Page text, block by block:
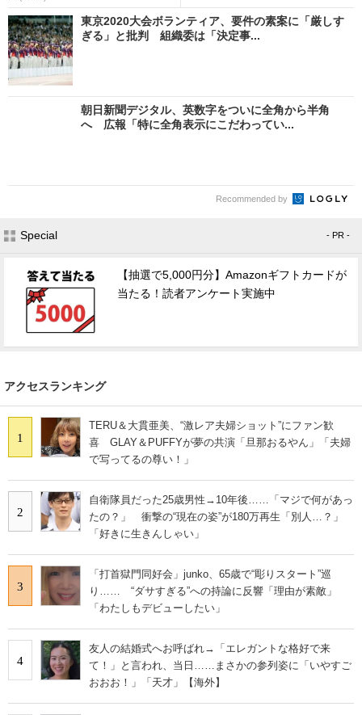
東京2020大会ボランティア、要件の素案に「厳しす
ぎる」と批判 組織委は「決定事...
朝日新聞デジタル、英数字をついに全角から半角
へ 広報「特に全角表示にこだわってい...
Recommended by
Special - PR -
【抽選で5,000円分】Amazonギフトカードが
当たる！読者アンケート実施中
アクセスランキング
1
TERU＆大貫亜美、“激レア夫婦ショット”にファン歓
喜 GLAY＆PUFFYが夢の共演「旦那おるやん」「夫婦
で写ってるの尊い！」
2
自衛隊員だった25歳男性→10年後……「マジで何があっ
たの？」 衝撃の“現在の姿”が180万再生「別人…？」
「好きに生きんしゃい」
3
「打首獄門同好会」junko、65歳で“彫りスタート”巡
り…… “ダサすぎる”への持論に反響「理由が素敵」
「わたしもデビューしたい」
4
友人の結婚式へお呼ばれ→「エレガントな格好で来
て！」と言われ、当日……まさかの参列姿に「いやすご
おおお！」「天才」【海外】